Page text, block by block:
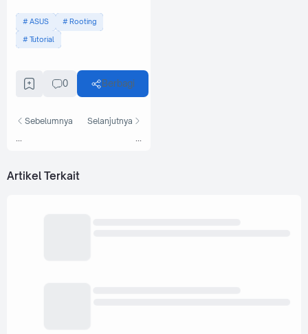
ASUS Rooting
Tutorial
0 Berbagi
Sebelumnya Selanjutnya
Artikel Terkait